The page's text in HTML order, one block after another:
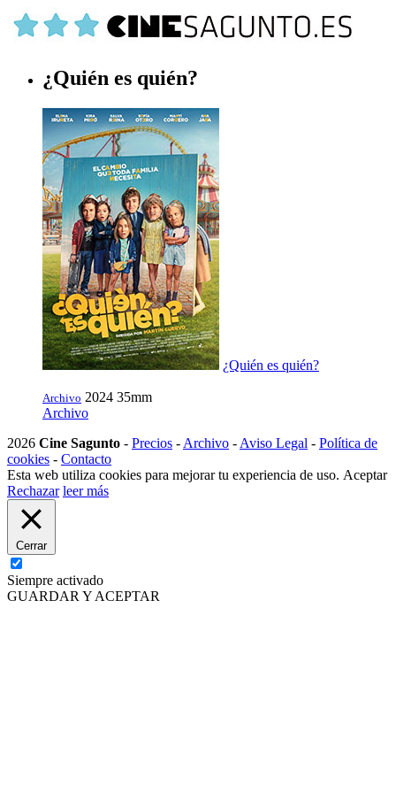
¿Quién es quién?
¿Quién es quién?
Archivo 2024 35mm
Archivo
2026 Cine Sagunto - Precios - Archivo - Aviso Legal - Política de
cookies - Contacto
Esta web utiliza cookies para mejorar tu experiencia de uso. Aceptar
Rechazar leer más
Cerrar
Siempre activado
GUARDAR Y ACEPTAR